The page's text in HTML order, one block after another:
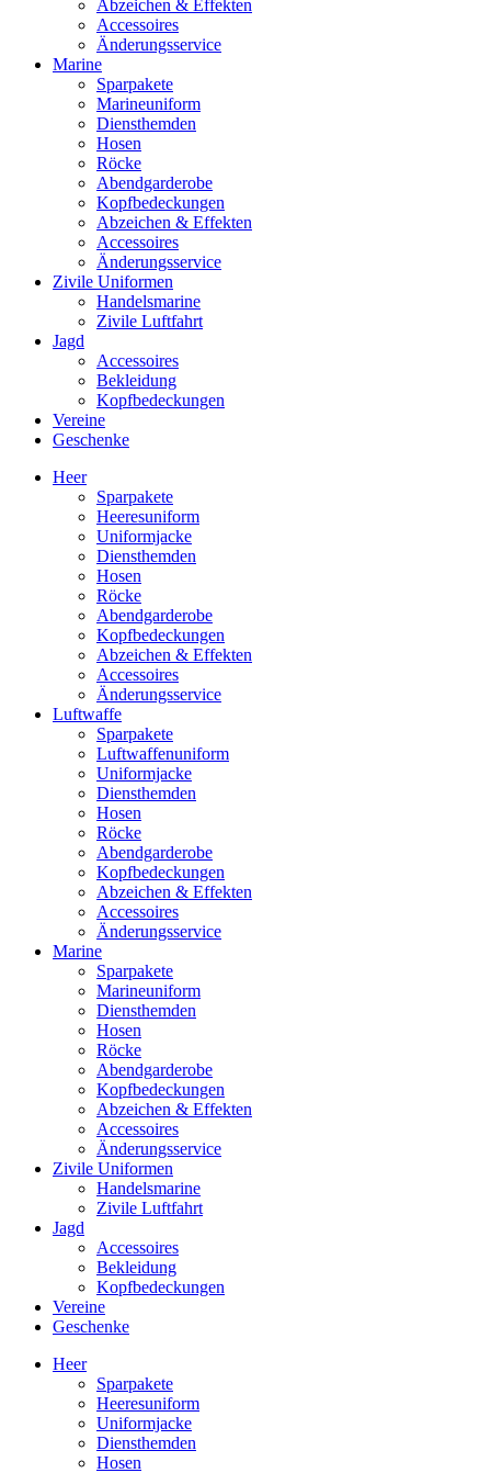
Abzeichen & Effekten
Accessoires
Änderungsservice
Marine
Sparpakete
Marineuniform
Diensthemden
Hosen
Röcke
Abendgarderobe
Kopfbedeckungen
Abzeichen & Effekten
Accessoires
Änderungsservice
Zivile Uniformen
Handelsmarine
Zivile Luftfahrt
Jagd
Accessoires
Bekleidung
Kopfbedeckungen
Vereine
Geschenke
Heer
Sparpakete
Heeresuniform
Uniformjacke
Diensthemden
Hosen
Röcke
Abendgarderobe
Kopfbedeckungen
Abzeichen & Effekten
Accessoires
Änderungsservice
Luftwaffe
Sparpakete
Luftwaffenuniform
Uniformjacke
Diensthemden
Hosen
Röcke
Abendgarderobe
Kopfbedeckungen
Abzeichen & Effekten
Accessoires
Änderungsservice
Marine
Sparpakete
Marineuniform
Diensthemden
Hosen
Röcke
Abendgarderobe
Kopfbedeckungen
Abzeichen & Effekten
Accessoires
Änderungsservice
Zivile Uniformen
Handelsmarine
Zivile Luftfahrt
Jagd
Accessoires
Bekleidung
Kopfbedeckungen
Vereine
Geschenke
Heer
Sparpakete
Heeresuniform
Uniformjacke
Diensthemden
Hosen